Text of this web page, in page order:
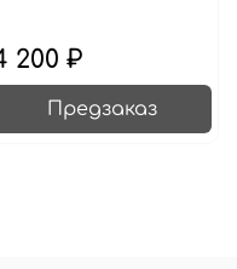
200 ₽
Предзаказ